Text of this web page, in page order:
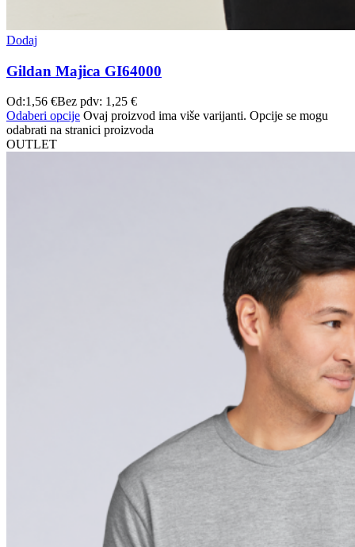
Dodaj
Gildan Majica GI64000
Od:1,56 €Bez pdv: 1,25 €
Odaberi opcije Ovaj proizvod ima više varijanti. Opcije se mogu
odabrati na stranici proizvoda
OUTLET